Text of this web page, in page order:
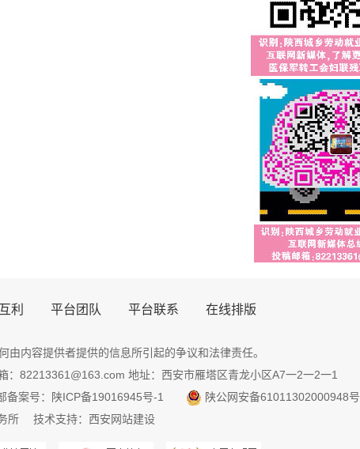
利 平台团队 平台联系 在线排版
由内容提供者提供的信息所引起的争议和法律责任。
82213361@163.com 地址：西安市雁塔区青龙小区A7一2一2一1
备案号：陕ICP备19016945号-1
陕公网安备61011302000948号
所 技术支持： 西安网站建设